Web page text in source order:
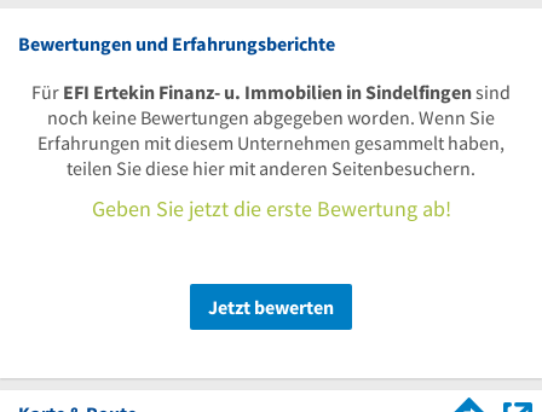
Bewertungen und Erfahrungsberichte
Für EFI Ertekin Finanz- u. Immobilien in Sindelfingensind
noch keine Bewertungen abgegeben worden. Wenn Sie
Erfahrungen mit diesem Unternehmen gesammelt haben,
teilen Sie diese hier mit anderen Seitenbesuchern.
Geben Sie jetzt die erste Bewertung ab!
Jetzt bewerten